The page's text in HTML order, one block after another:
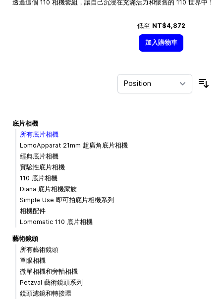
透過這個 110 相機套組，讓自己沉浸在充滿活力和懷舊的 110 世界中！
低至 NT$4,872
加入購物車
底片相機
所有底片相機
LomoApparat 21mm 超廣角底片相機
經典底片相機
實驗性底片相機
110 底片相機
Diana 底片相機家族
Simple Use 即可拍底片相機系列
相機配件
Lomomatic 110 底片相機
藝術鏡頭
所有藝術鏡頭
單眼相機
微單相機和旁軸相機
Petzval 藝術鏡頭系列
鏡頭濾鏡和轉接環